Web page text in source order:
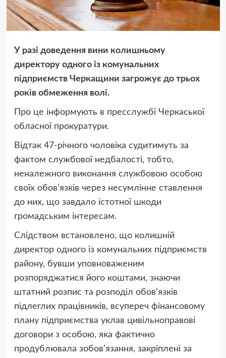
У разі доведення вини колишньому
директору одного із комунальних
підприємств Черкащини загрожує до трьох
років обмеження волі.
Про це інформують в пресслужбі Черкаської
обласної прокуратури.
Відтак 47-річного чоловіка судитимуть за
фактом службової недбалості, тобто,
неналежного виконання службовою особою
своїх обов’язків через несумлінне ставлення
до них, що завдало істотної шкоди
громадським інтересам.
Слідством встановлено, що колишній
директор одного із комунальних підприємств
району, бувши уповноваженим
розпоряджатися його коштами, знаючи
штатний розпис та розподіл обов’язків
підлеглих працівників, всупереч фінансовому
плану підприємства уклав цивільноправові
договори з особою, яка фактично
продублювала зобов’язання, закріплені за